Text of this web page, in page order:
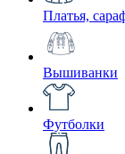
Платья,
Вышиванки
Футболки